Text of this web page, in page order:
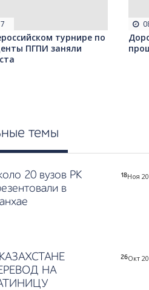
турнире по
ПГПИ заняли
темы
20 вузов РК
в
18Ноя
НА
26Окт